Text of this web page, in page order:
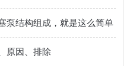
泵结构组成，就是这么简单
原因、排除